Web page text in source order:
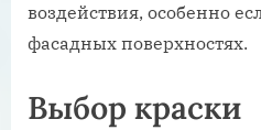
воздействия, особенно
фасадных поверхностях.
Выбор краски